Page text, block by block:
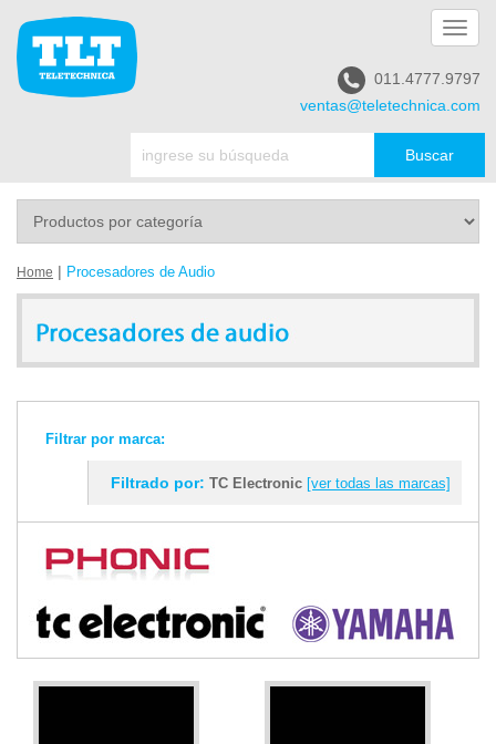
011.4777.9797
ventas@teletechnica.com
Home | Procesadores de Audio
Filtrar por marca:
Filtrado por: TC Electronic [ver todas las marcas]